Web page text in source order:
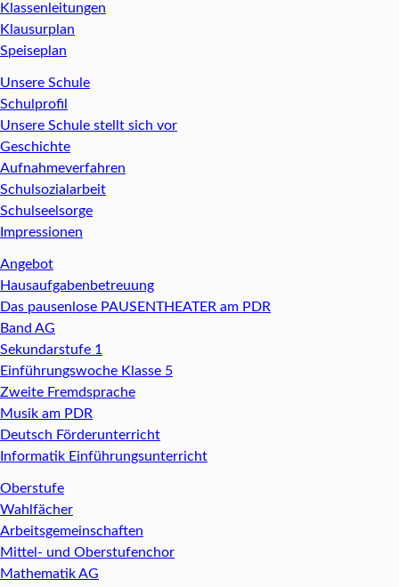
Klassenleitungen
Klausurplan
Speiseplan
Unsere Schule
Schulprofil
Unsere Schule stellt sich vor
Geschichte
Aufnahmeverfahren
Schulsozialarbeit
Schulseelsorge
Impressionen
Angebot
Hausaufgabenbetreuung
Das pausenlose PAUSENTHEATER am PDR
Band AG
Sekundarstufe 1
Einführungswoche Klasse 5
Zweite Fremdsprache
Musik am PDR
Deutsch Förderunterricht
Informatik Einführungsunterricht
Oberstufe
Wahlfächer
Arbeitsgemeinschaften
Mittel- und Oberstufenchor
Mathematik AG